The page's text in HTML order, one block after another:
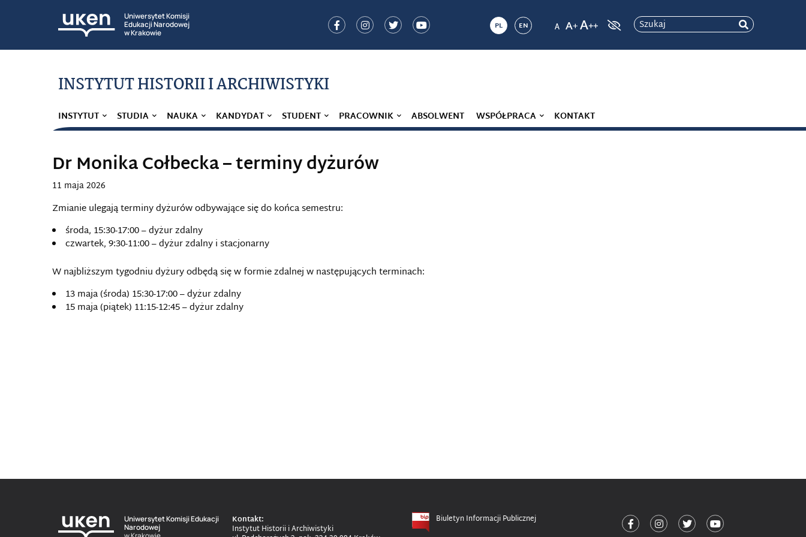
Uniwersytet Komisji
Edukacji Narodowej
w Krakowie
PL EN Szukaj
INSTYTUT HISTORII I ARCHIWISTYKI
INSTYTUT STUDIA NAUKA KANDYDAT STUDENT PRACOWNIK ABSOLWENT WSPÓŁPRACA KONTAKT
Dr Monika Cołbecka – terminy dyżurów
11 maja 2026
Zmianie ulegają terminy dyżurów odbywające się do końca semestru:
środa, 15:30-17:00 – dyżur zdalny
czwartek, 9:30-11:00 – dyżur zdalny i stacjonarny
W najbliższym tygodniu dyżury odbędą się w formie zdalnej w następujących terminach:
13 maja (środa) 15:30-17:00 – dyżur zdalny
15 maja (piątek) 11:15-12:45 – dyżur zdalny
Uniwersytet Komisji Edukacji
Narodowej
Kontakt:
Instytut Historii i Archiwistyki
Biuletyn Informacji Publicznej